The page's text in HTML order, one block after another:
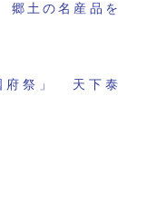
郷土の名産品を
府祭」 天下泰